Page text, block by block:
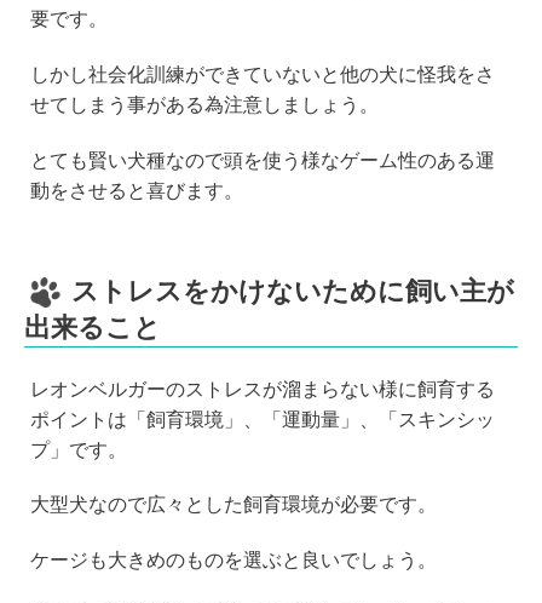
要です。
しかし社会化訓練ができていないと他の犬に怪我をさ
せてしまう事がある為注意しましょう。
とても賢い犬種なので頭を使う様なゲーム性のある運
動をさせると喜びます。
ストレスをかけないために飼い主が
出来ること
レオンベルガーのストレスが溜まらない様に飼育する
ポイントは「飼育環境」、「運動量」、「スキンシッ
プ」です。
大型犬なので広々とした飼育環境が必要です。
ケージも大きめのものを選ぶと良いでしょう。